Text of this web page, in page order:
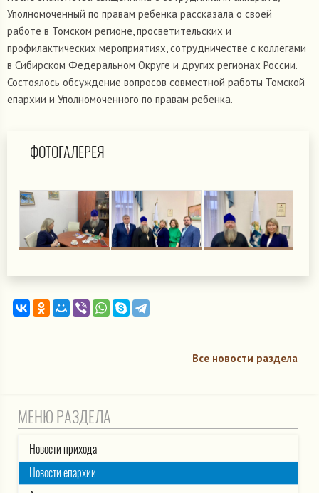
Уполномоченный по правам ребенка рассказала о своей
работе в Томском регионе, просветительских и
профилактических мероприятиях, сотрудничестве с коллегами
в Сибирском Федеральном Округе и других регионах России.
Состоялось обсуждение вопросов совместной работы Томской
епархии и Уполномоченного по правам ребенка.
ФОТОГАЛЕРЕЯ
Все новости раздела
МЕНЮ РАЗДЕЛА
Новости прихода
Новости епархии